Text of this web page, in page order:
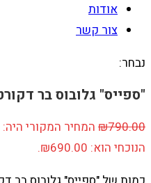
אודות
צור קשר
נבחר:
"ספייס" גלובוס בר
₪790.00 המחיר המקורי היה: ₪790.00.
הנוכחי הוא: ₪690.00.